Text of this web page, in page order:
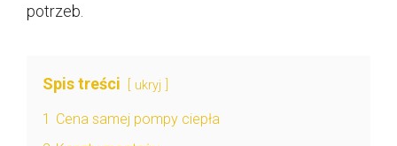
potrzeb.
Spis treści ukryj
1 Cena samej pompy ciepła